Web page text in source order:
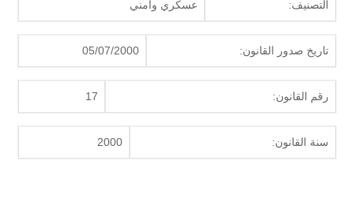
التصنيف: عسكري وأمني
تاريخ صدور القانون: 05/07/2000
رقم القانون: 17
سنة القانون: 2000